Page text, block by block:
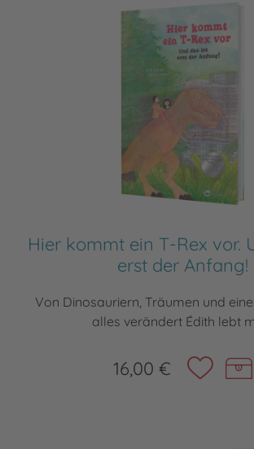
Hier kommt ein T-Rex vor.
erst der Anfang!
Von Dinosauriern, Träumen und
alles verändert Édith lebt
16,00 €